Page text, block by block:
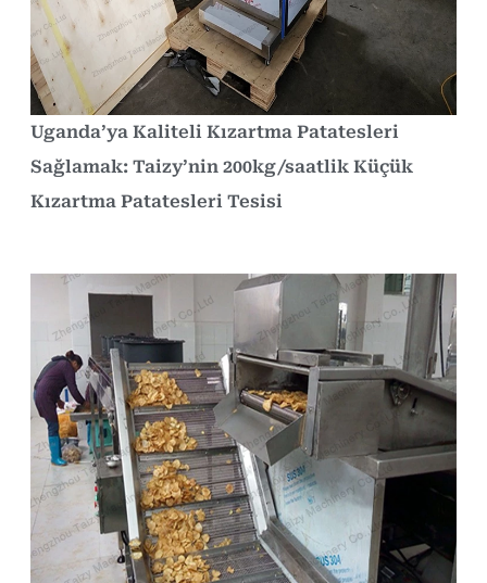
Uganda’ya Kaliteli Kızartma Patatesleri
Sağlamak: Taizy’nin 200kg/saatlik Küçük
Kızartma Patatesleri Tesisi